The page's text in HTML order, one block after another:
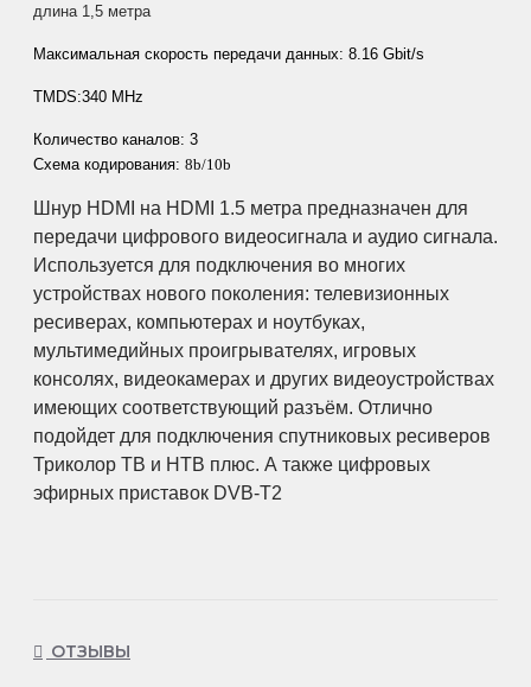
длина 1,5 метра
Максимальная скорость передачи данных: 8.16 Gbit/s
TMDS:340 MHz
Количество каналов: 3
Схема кодирования: 8b/10b
Шнур HDMI на HDMI 1.5 метра предназначен для
передачи цифрового видеосигнала и аудио сигнала.
Используется для подключения во многих
устройствах нового поколения: телевизионных
ресиверах, компьютерах и ноутбуках,
мультимедийных проигрывателях, игровых
консолях, видеокамерах и других видеоустройствах
имеющих соответствующий разъём. Отлично
подойдет для подключения спутниковых ресиверов
Триколор ТВ и НТВ плюс. А также цифровых
эфирных приставок DVB-T2
ОТЗЫВЫ